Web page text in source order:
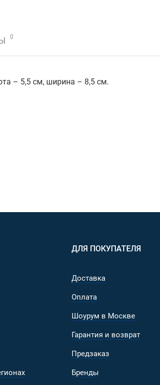
0
– 5,5 см, ширина – 8,5 см.
ДЛЯ ПОКУПАТЕЛЯ
Доставка
Оплата
Шоурум в Москве
Гарантия и возврат
Предзаказ
Бренды